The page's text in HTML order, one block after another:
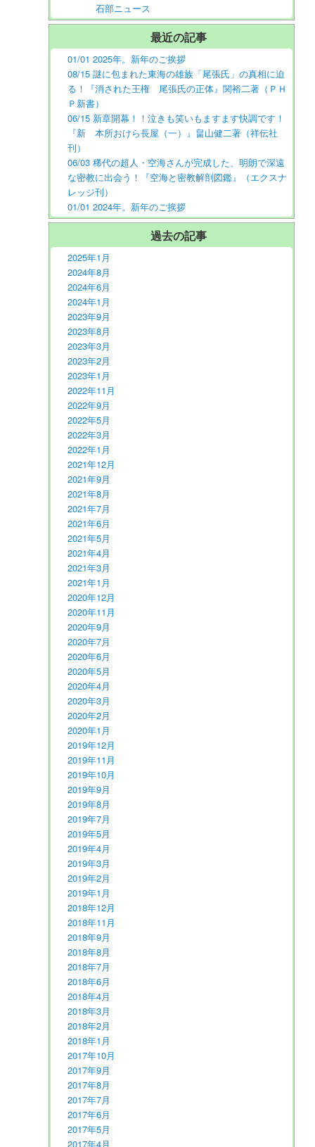
石部ニュース
最近の記事
01/01 2025年。新年のご挨拶
08/15 謎に包まれた東海の雄族「尾張氏」の真相に迫
る！『消された王権 尾張氏の正体』関裕二著（ＰＨ
Ｐ新書）
06/15 新章開幕！！泣きも笑いもますます快調です！
『新 本所おけら長屋（一）』畠山健二著（祥伝社
刊）
06/03 稀代の超人・空海さんが完成した、明朗で深遠
な密教に出会う！『空海と密教解剖図鑑』（エクスナ
レッジ刊）
01/01 2024年。新年のご挨拶
過去の記事
2025年1月
2024年8月
2024年6月
2024年1月
2023年9月
2023年8月
2023年3月
2023年2月
2023年1月
2022年11月
2022年9月
2022年5月
2022年3月
2022年1月
2021年12月
2021年9月
2021年8月
2021年7月
2021年6月
2021年5月
2021年4月
2021年3月
2021年1月
2020年12月
2020年11月
2020年9月
2020年7月
2020年6月
2020年5月
2020年4月
2020年3月
2020年2月
2020年1月
2019年12月
2019年11月
2019年10月
2019年9月
2019年8月
2019年7月
2019年5月
2019年4月
2019年3月
2019年2月
2019年1月
2018年12月
2018年11月
2018年9月
2018年8月
2018年7月
2018年6月
2018年4月
2018年3月
2018年2月
2018年1月
2017年10月
2017年9月
2017年8月
2017年7月
2017年6月
2017年5月
2017年4月